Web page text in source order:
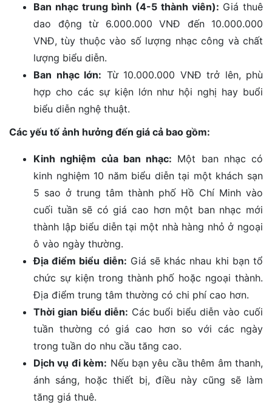
Ban nhạc trung bình (4-5 thành viên): Giá thuê
dao động từ 6.000.000 VNĐ đến 10.000.000
VNĐ, tùy thuộc vào số lượng nhạc công và chất
lượng biểu diễn.
Ban nhạc lớn: Từ 10.000.000 VNĐ trở lên, phù
hợp cho các sự kiện lớn như hội nghị hay buổi
biểu diễn nghệ thuật.
Các yếu tố ảnh hưởng đến giá cả bao gồm:
Kinh nghiệm của ban nhạc: Một ban nhạc có
kinh nghiệm 10 năm biểu diễn tại một khách sạn
5 sao ở trung tâm thành phố Hồ Chí Minh vào
cuối tuần sẽ có giá cao hơn một ban nhạc mới
thành lập biểu diễn tại một nhà hàng nhỏ ở ngoại
ô vào ngày thường.
Địa điểm biểu diễn: Giá sẽ khác nhau khi bạn tổ
chức sự kiện trong thành phố hoặc ngoại thành.
Địa điểm trung tâm thường có chi phí cao hơn.
Thời gian biểu diễn: Các buổi biểu diễn vào cuối
tuần thường có giá cao hơn so với các ngày
trong tuần do nhu cầu tăng cao.
Dịch vụ đi kèm: Nếu bạn yêu cầu thêm âm thanh,
ánh sáng, hoặc thiết bị, điều này cũng sẽ làm
tăng giá thuê.